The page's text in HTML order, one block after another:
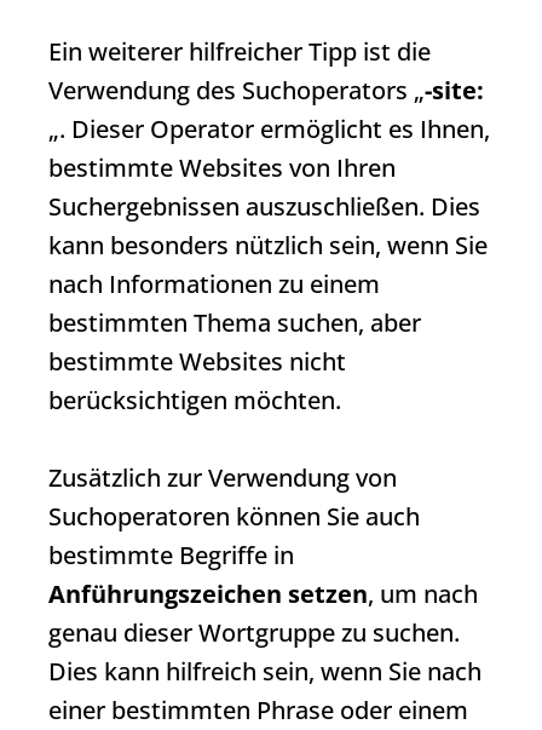
Ein weiterer hilfreicher Tipp ist die
Verwendung des Suchoperators „-site:
„. Dieser Operator ermöglicht es Ihnen,
bestimmte Websites von Ihren
Suchergebnissen auszuschließen. Dies
kann besonders nützlich sein, wenn Sie
nach Informationen zu einem
bestimmten Thema suchen, aber
bestimmte Websites nicht
berücksichtigen möchten.
Zusätzlich zur Verwendung von
Suchoperatoren können Sie auch
bestimmte Begriffe in
Anführungszeichen setzen, um nach
genau dieser Wortgruppe zu suchen.
Dies kann hilfreich sein, wenn Sie nach
einer bestimmten Phrase oder einem